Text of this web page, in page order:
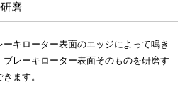
磨
キローター表面のエッジによって鳴き
レーキローター表面そのものを研磨す
ます。